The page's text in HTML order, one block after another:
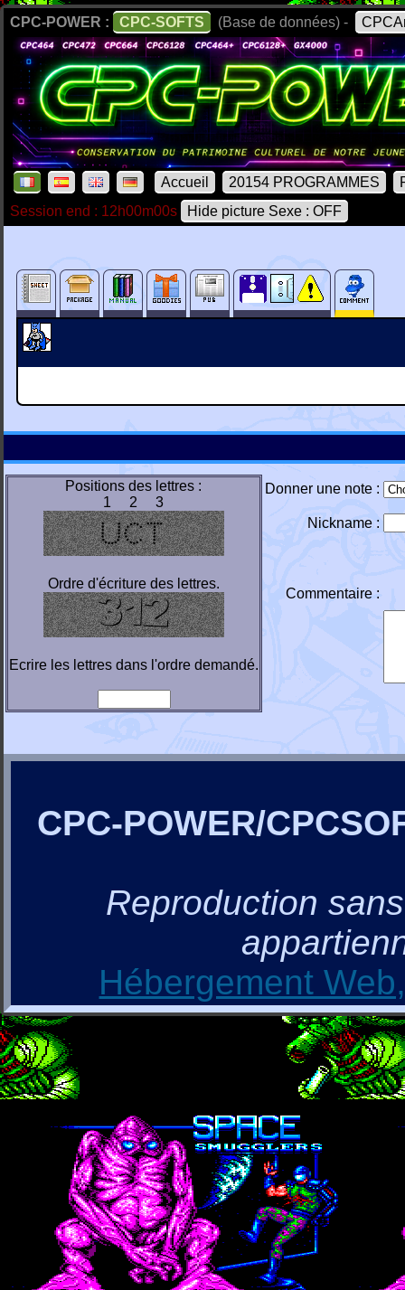
CPC-POWER : CPC-SOFTS (Base de données) -
Accueil 20154 PROGRAMMES
Session end : 12h00m00s
Hide picture Sexe : OFF
Positions des lettres :
1 2 3
Ordre d'écriture des lettres.
Ecrire les lettres dans l'ordre demandé.
Donner une note :
Nickname :
Commentaire :
CPC-POWER/
Reproduction
Hébergement